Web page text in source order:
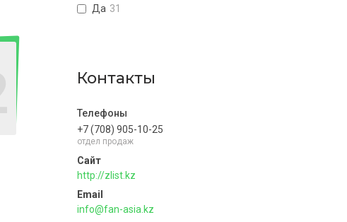
Да 31
Контакты
+7 (708) 905-10-25
отдел продаж
http://zlist.kz
info@fan-asia.kz